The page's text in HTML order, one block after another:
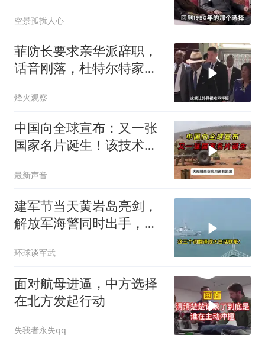
空景孤扰人心
菲防长要求亲华派辞职，
话音刚落，杜特尔特家族
烽火观察
中国向全球宣布：又一张
国家名片诞生！该技术全
最新声音
建军节当天黄岩岛亮剑，
解放军海警同时出手，菲
环球谈军武
面对航母进逼，中方选择
在北方发起行动
失我者永失qq